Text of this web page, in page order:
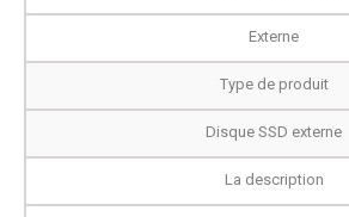
Externe
Type de produit
Disque SSD externe
La description